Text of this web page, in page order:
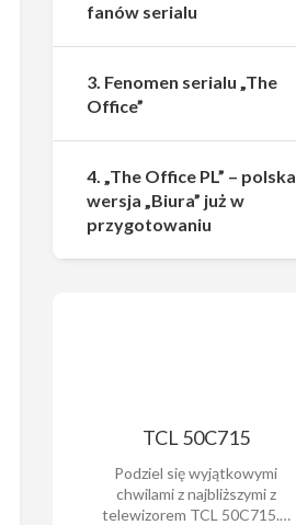
fanów serialu
3. Fenomen serialu „The
Office”
4. „The Office PL” – polska
wersja „Biura” już w
przygotowaniu
TCL 50C715
Podziel się wyjątkowymi
chwilami z najbliższymi z
telewizorem TCL 50C715.…